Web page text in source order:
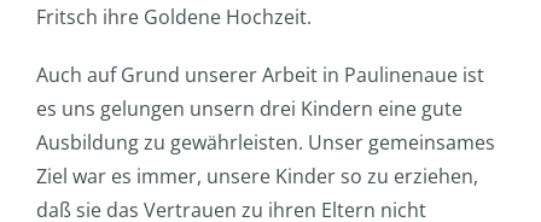
Fritsch ihre Goldene Hochzeit.
Auch auf Grund unserer Arbeit in Paulinenaue ist
es uns gelungen unsern drei Kindern eine gute
Ausbildung zu gewährleisten. Unser gemeinsames
Ziel war es immer, unsere Kinder so zu erziehen,
daß sie das Vertrauen zu ihren Eltern nicht